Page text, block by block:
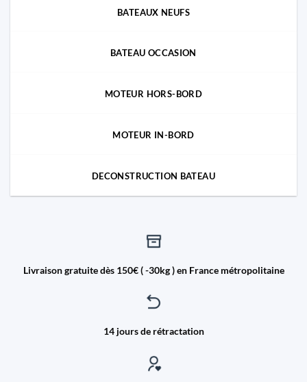
BATEAUX NEUFS
BATEAU OCCASION
MOTEUR HORS-BORD
MOTEUR IN-BORD
DECONSTRUCTION BATEAU
Livraison gratuite dès 150€ ( -30kg ) en France métropolitaine
14 jours de rétractation